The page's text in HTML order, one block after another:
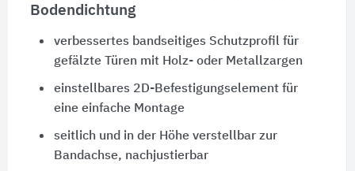
Bodendichtung
verbessertes bandseitiges Schutzprofil für
gefälzte Türen mit Holz- oder Metallzargen
einstellbares 2D-Befestigungselement für
eine einfache Montage
seitlich und in der Höhe verstellbar zur
Bandachse, nachjustierbar